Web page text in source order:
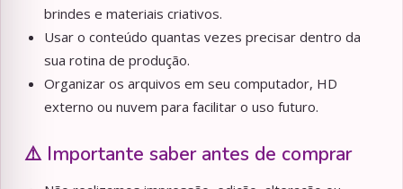
brindes e materiais criativos.
Usar o conteúdo quantas vezes precisar dentro da
sua rotina de produção.
Organizar os arquivos em seu computador, HD
externo ou nuvem para facilitar o uso futuro.
⚠️ Importante saber antes de comprar